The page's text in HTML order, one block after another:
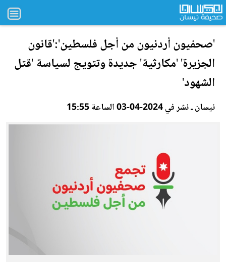
'صحفيون أردنيون من أجل فلسطين':'قانون
الجزيرة' 'مكارثية' جديدة وتتويج لسياسة 'قتل
الشهود'
نيسان ـ نشر في 2024-04-03 الساعة 15:55